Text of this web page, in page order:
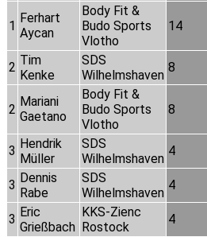
1
Ferhart
Aycan
Body Fit &
Budo Sports
Vlotho
14
2 Tim
Kenke
SDS
Wilhelmshaven
8
2
Mariani
Gaetano
Body Fit &
Budo Sports
Vlotho
8
3 Hendrik
Müller
SDS
Wilhelmshaven
4
3 Dennis
Rabe
SDS
Wilhelmshaven
4
3 Eric
Grießbach
KKS-Zienc
Rostock
4